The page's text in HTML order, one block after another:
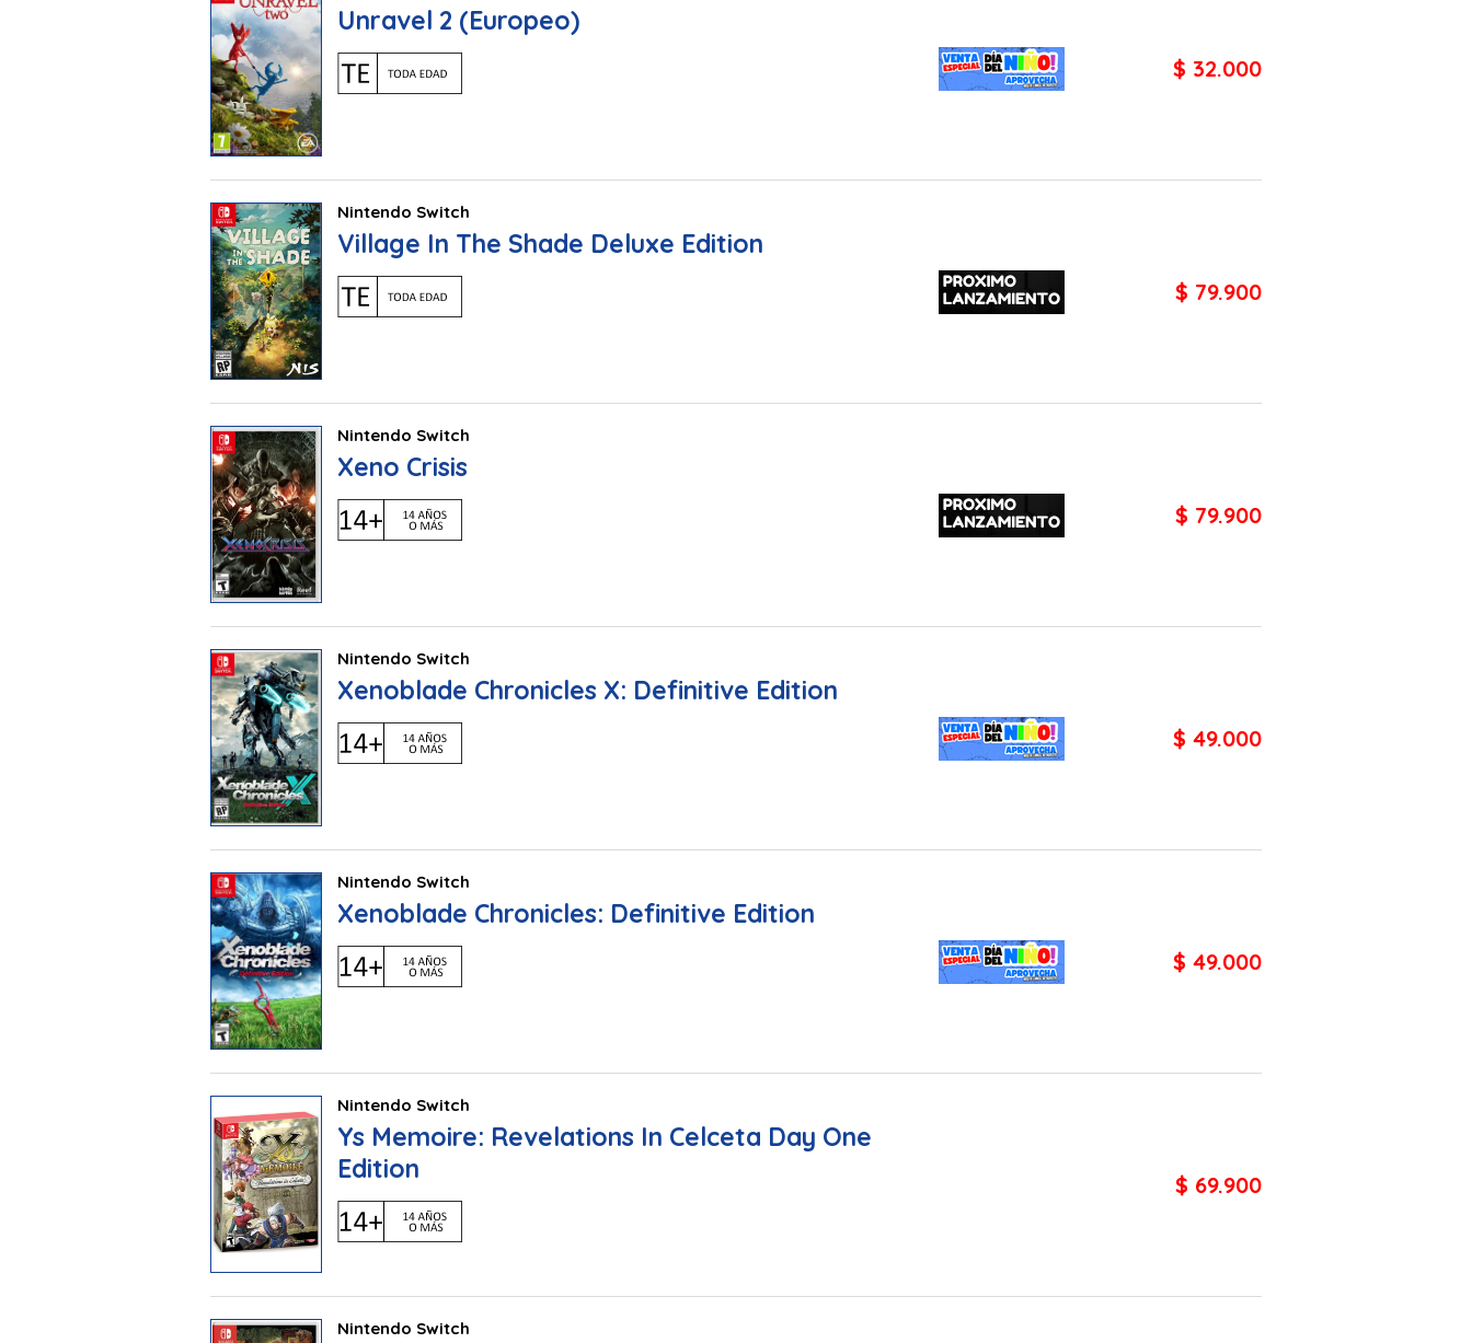
Unravel 2 (Europeo)
$ 32.000
Nintendo Switch
Village In The Shade Deluxe Edition
$ 79.900
Nintendo Switch
Xeno Crisis
$ 79.900
Nintendo Switch
Xenoblade Chronicles X: Definitive Edition
$ 49.000
Nintendo Switch
Xenoblade Chronicles: Definitive Edition
$ 49.000
Nintendo Switch
Ys Memoire: Revelations In Celceta Day One
Edition
$ 69.900
Nintendo Switch